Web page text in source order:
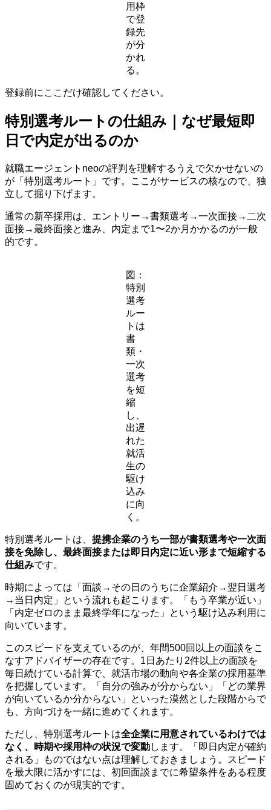
用枠
で登
録先
が分
かれ
る。
登録前にここだけ確認してください。
特別選考ルートの仕組み｜なぜ最短即
日で内定が出るのか
就職エージェントneoの評判を理解するうえで欠かせないの
が「特別選考ルート」です。ここがサービスの核なので、独
立して掘り下げます。
通常の新卒採用は、エントリー→書類選考→一次面接→二次
面接→最終面接と進み、内定まで1〜2か月かかるのが一般
的です。
図：
特別
選考
ルー
トは
書
類・
一次
選考
を短
縮
し、
出遅
れた
就活
生の
駆け
込み
に向
く。
特別選考ルートは、 提携企業のうち一部が書類選考や一次面
接を免除し、最終面接または即日内定に近い形まで短縮する
仕組みです。
時期によっては「面談→その日のうちに企業紹介→翌日選考
→当日内定」という流れも起こります。「もう卒業が近い」
「内定ゼロのまま最終学年になった」という駆け込み利用に
向いています。
このスピードを支えているのが、年間500回以上の面談をこ
なすアドバイザーの存在です。1日あたり2件以上の面談を
毎日続けている計算で、就活市場の動向や各企業の採用基準
を把握しています。「自分の強みが分からない」「どの業界
が向いているか分からない」といった漠然とした段階からで
も、方向づけを一緒に進めてくれます。
ただし、特別選考ルートは全企業に用意されているわけでは
なく、時期や採用枠の状況で変動します。「即日内定が確約
される」ものではない点は理解しておきましょう。スピード
を最大限に活かすには、初回面談までに希望条件をある程度
固めておくのが現実的です。